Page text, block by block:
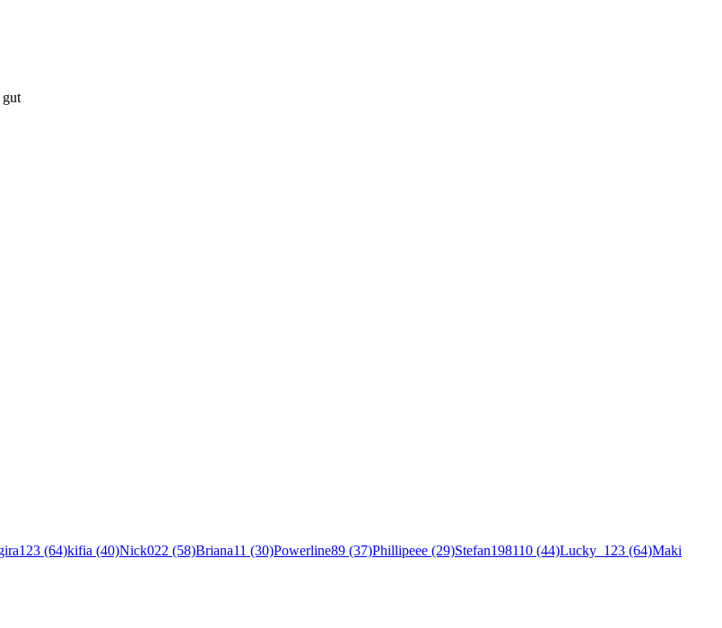
gut
(64)kifia (40)Nick022 (58)Briana11 (30)Powerline89 (37)Phillipeee (29)Stefan198110 (44)Lucky_123 (64)Maki